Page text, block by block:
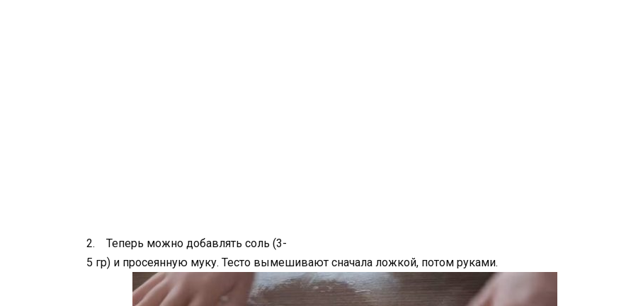
2. Теперь можно добавлять соль (3-
5 гр) и просеянную муку. Тесто вымешивают сначала ложкой, потом руками.